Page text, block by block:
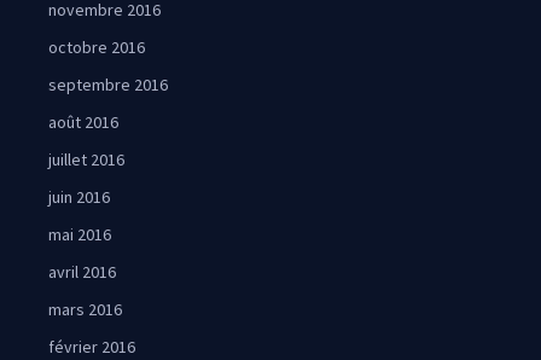
novembre 2016
octobre 2016
septembre 2016
août 2016
juillet 2016
juin 2016
mai 2016
avril 2016
mars 2016
février 2016